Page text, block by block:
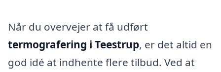
Når du overvejer at få udført
termografering i Teestrup, er det altid en
god idé at indhente flere tilbud. Ved at